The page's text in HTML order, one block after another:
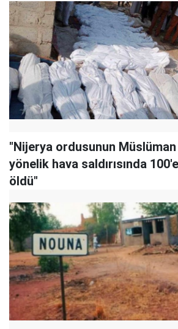
"Nijerya ordusunun
yönelik hava saldırısında
öldü"